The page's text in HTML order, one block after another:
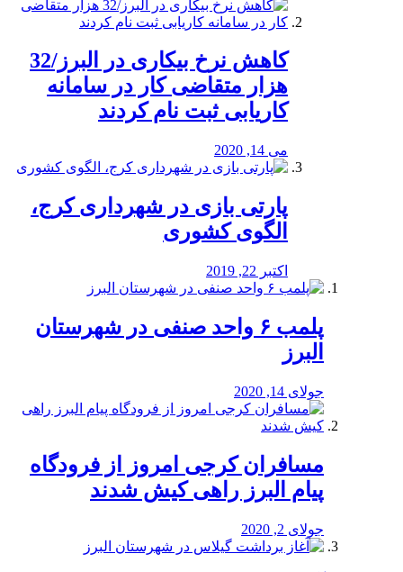
کاهش نرخ بیکاری در البرز/32
هزار متقاضی کار در سامانه
کاریابی ثبت نام کردند
می 14, 2020
پارتی بازی در شهرداری کرج،
الگوی کشوری
اکتبر 22, 2019
پلمب ۶ واحد صنفی در شهرستان
البرز
جولای 14, 2020
مسافران کرجی امروز از فرودگاه
پیام البرز راهی کیش شدند
جولای 2, 2020